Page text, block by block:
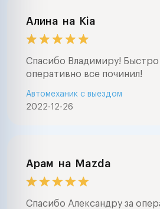
Алина на Kia
Спасибо Владимиру! Быстро
оперативно все починил!
2022-12-26
Автомеханик с выездом
Арам на Mazda
Спасибо Александру за